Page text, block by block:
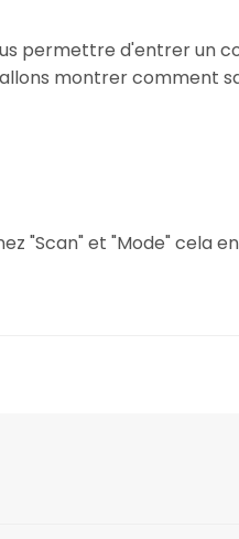
permettre d'entrer un
montrer comment
"Scan" et "Mode" cela